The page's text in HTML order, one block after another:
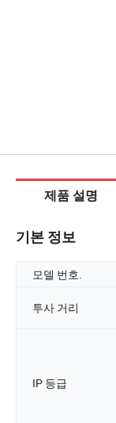
제품 설명
기본 정보
모델 번호.
투사 거리
IP 등급